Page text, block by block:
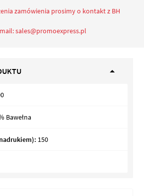
zamówienia prosimy o kontakt z BH
sales@promoexpress.pl
Bawełna
150